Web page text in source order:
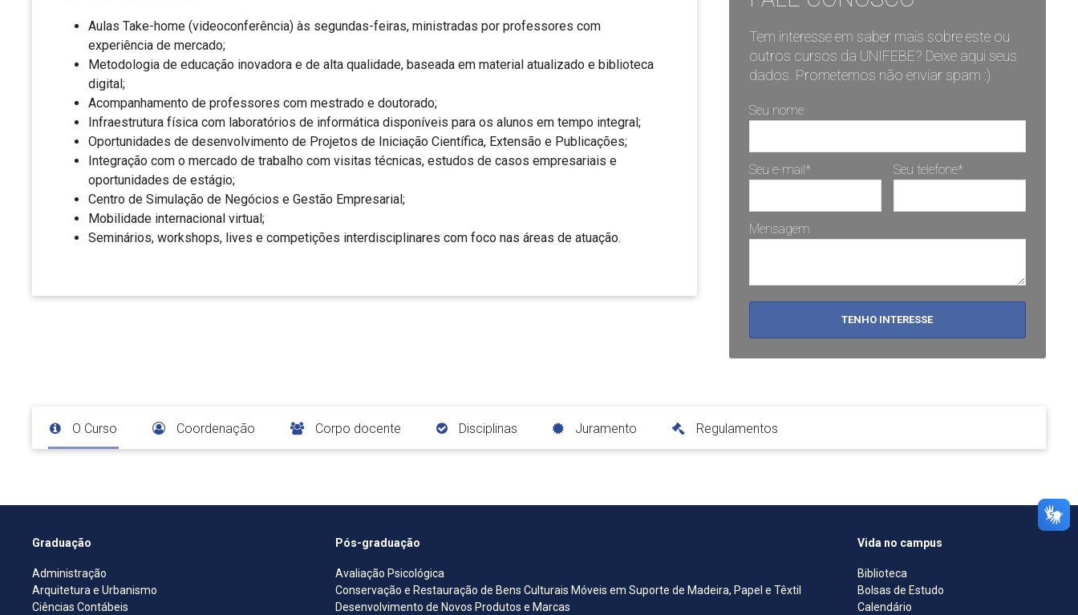
Aulas Take-home (videoconferência) às segundas-feiras, ministradas por professores com
experiência de mercado;
Metodologia de educação inovadora e de alta qualidade, baseada em material atualizado e biblioteca
digital;
Acompanhamento de professores com mestrado e doutorado;
Infraestrutura física com laboratórios de informática disponíveis para os alunos em tempo integral;
Oportunidades de desenvolvimento de Projetos de Iniciação Científica, Extensão e Publicações;
Integração com o mercado de trabalho com visitas técnicas, estudos de casos empresariais e
oportunidades de estágio;
Centro de Simulação de Negócios e Gestão Empresarial;
Mobilidade internacional virtual;
Seminários, workshops, lives e competições interdisciplinares com foco nas áreas de atuação.
Tem interesse em saber mais sobre este ou
outros cursos da UNIFEBE? Deixe aqui seus
dados. Prometemos não enviar spam :)
Seu nome
Seu e-mail* Seu telefone*
Mensagem
TENHO INTERESSE
O Curso Coordenação Corpo docente Disciplinas Juramento Regulamentos
Graduação
Administração
Arquitetura e Urbanismo
Ciências Contábeis
Pós-graduação
Avaliação Psicológica
Conservação e Restauração de Bens Culturais Móveis em Suporte de Madeira, Papel e Têxtil
Desenvolvimento de Novos Produtos e Marcas
Vida no campus
Biblioteca
Bolsas de Estudo
Calendário